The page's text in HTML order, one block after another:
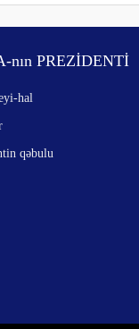
nın PREZİDENTİ
hal
qəbulu